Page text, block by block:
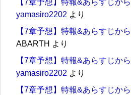
【7章予想】特報&あらすじか
yamasiro2202 より
【7章予想】特報&あらすじか
ABARTH より
【7章予想】特報&あらすじか
yamasiro2202 より
【7章予想】特報&あらすじか